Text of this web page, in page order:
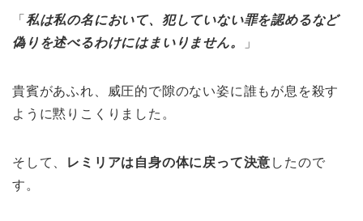
「 私は私の名において、犯していない罪を認めるなど
偽りを述べるわけにはまいりません。
」
貴賓があふれ、威圧的で隙のない姿に誰もが息を殺す
ように黙りこくりました。
そして、 レミリアは自身の体に戻って決意 したので
す。